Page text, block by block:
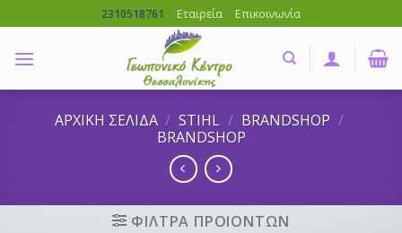
to
content
2310518761 Εταιρεία Επικοινωνία
ΑΡΧΙΚΗ ΣΕΛΙΔΑ / STIHL / BRANDSHOP /
BRANDSHOP
ΦΙΛΤΡΑ ΠΡΟΙΟΝΤΩΝ